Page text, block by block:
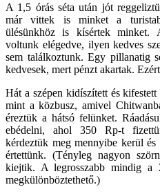
A 1,5 órás séta után jót
már vittek is minket a
ülésünkhöz is kísértek minket.
voltunk elégedve, ilyen kedves
sem találkoztunk. Egy pillanatig
kedvesek, mert pénzt akartak.
Hát a szépen kidíszített és
mint a közbusz, amivel
éreztük a hátsó felünket.
ebédelni, ahol 350 Rp-t
kérdeztük meg mennyibe kerül
értettünk. (Tényleg nagyon
kiejtik. A legrosszabb mindig a
megkülönböztethető.)